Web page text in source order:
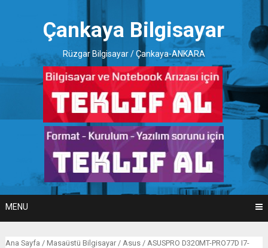
Çankaya Bilgisayar
Rüzgar Bilgisayar / Çankaya-ANKARA
MENU
Ana Sayfa / Masaüstü Bilgisayar/ Asus/ ASUSPRO D320MT-PRO77D I7-